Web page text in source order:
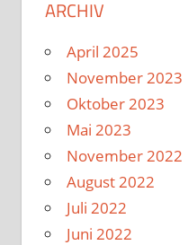
ARCHIV
April 2025
November 2023
Oktober 2023
Mai 2023
November 2022
August 2022
Juli 2022
Juni 2022